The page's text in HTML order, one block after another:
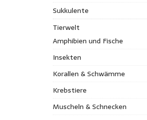
Sukkulente
Tierwelt
Amphibien und Fische
Insekten
Korallen & Schwämme
Krebstiere
Muscheln & Schnecken